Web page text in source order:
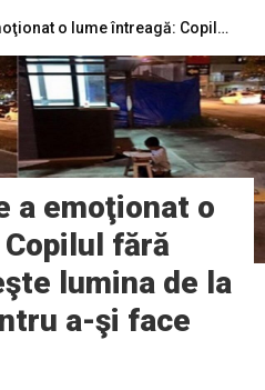
Fotografia care a emoţionat o lume întreagă: Copilul fără adăpost foloseşte lumina de la McDonald’s pentru a-şi face temele
a emoţionat o
fără
lumina de la
a-şi face